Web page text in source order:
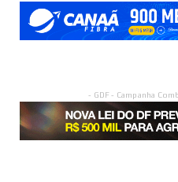
- GDF - Campanha